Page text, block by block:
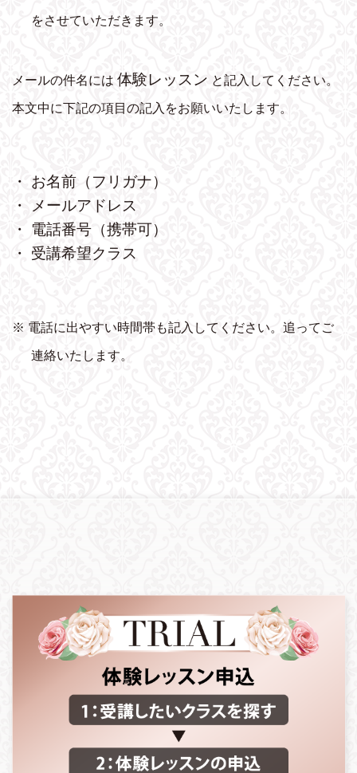
をさせていただきます。
メールの件名には 体験レッスン と記入してください。
本文中に下記の項目の記入をお願いいたします。
・ お名前（フリガナ）
・ メールアドレス
・ 電話番号（携帯可）
・ 受講希望クラス
※ 電話に出やすい時間帯も記入してください。追ってご
連絡いたします。